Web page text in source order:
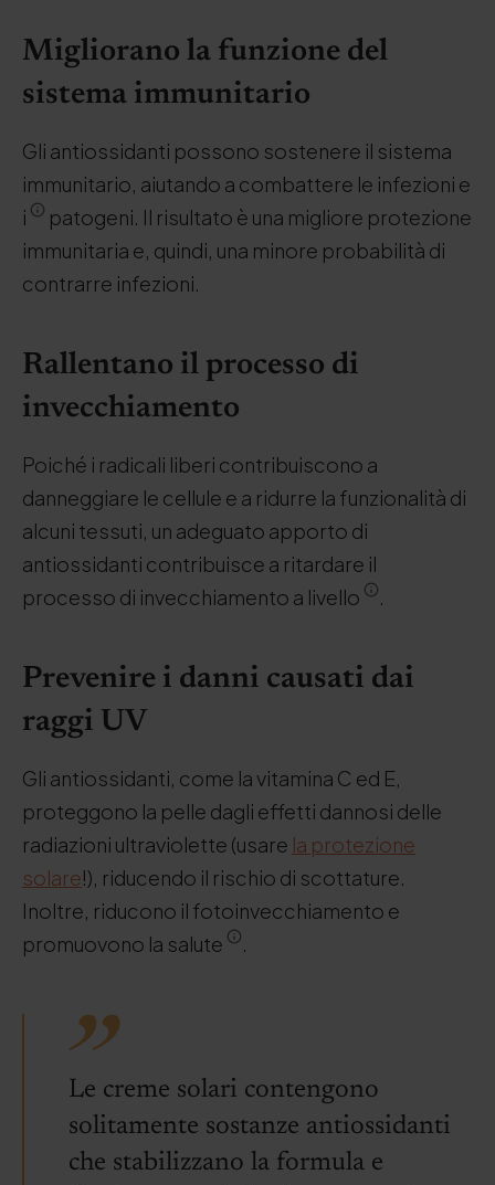
Migliorano la funzione del
sistema immunitario
Gli antiossidanti possono sostenere il sistema
immunitario, aiutando a combattere le infezioni e
i
patogeni. Il risultato è una migliore protezione
immunitaria e, quindi, una minore probabilità di
contrarre infezioni.
Rallentano il processo di
invecchiamento
Poiché i radicali liberi contribuiscono a
danneggiare le cellule e a ridurre la funzionalità di
alcuni tessuti, un adeguato apporto di
antiossidanti contribuisce a ritardare il
processo di invecchiamento a livello
.
Prevenire i danni causati dai
raggi UV
Gli antiossidanti, come la vitamina C ed E,
proteggono la pelle dagli effetti dannosi delle
radiazioni ultraviolette (usare la protezione
solare!), riducendo il rischio di scottature.
Inoltre, riducono il fotoinvecchiamento e
promuovono la salute
.
Le creme solari contengono
solitamente sostanze antiossidanti
che stabilizzano la formula e